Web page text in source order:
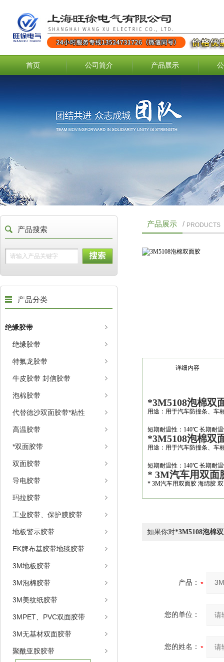
首页 公司简介 产品展示
产品搜索
产品分类
绝缘胶带
绝缘胶带
特氟龙胶带
牛皮胶带 封信胶带
泡棉胶带
代替德沙双面胶带*粘性
高温胶带
*双面胶带
双面胶带
导电胶带
玛拉胶带
工业胶带、保护膜胶带
地板警示胶带
EK牌布基胶带地毯胶带
3M地板胶带
3M泡棉胶带
3M美纹纸胶带
3MPET、PVC双面胶带
3M无基材双面胶带
聚酰亚胺胶带
产品展示 / PRODUCTS
详细内容
*3M5108泡棉双
用途：用于汽车防撞条、车
短期耐温性：140℃ 长期耐
*3M5108泡棉双
用途：用于汽车防撞条、车
短期耐温性：140℃ 长期耐
* 3M汽车用双面
* 3M汽车用双面胶 海绵胶
如果你对*3M5108泡棉
产品：
您的单位：
您的姓名：